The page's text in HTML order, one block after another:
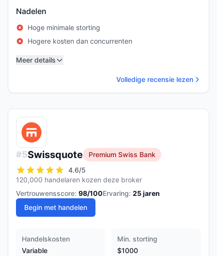
Nadelen
Hoge minimale storting
Hogere kosten dan concurrenten
Meer details
Volledige recensie lezen
#5Swissquote
Premium Swiss Bank
4.6/5
120,000 handelaren kozen deze broker
Vertrouwensscore: 98/100Ervaring: 25jaren
Begin met handelen
Handelskosten
Variable
Min. storting
$1000